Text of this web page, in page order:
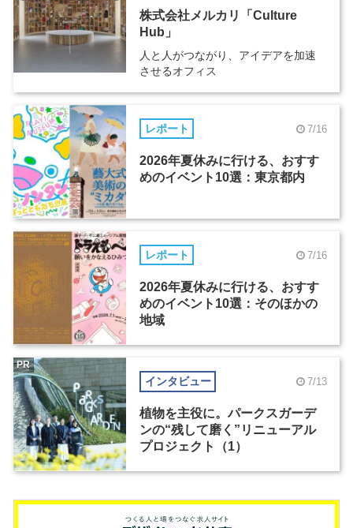
株式会社メルカリ「Culture
Hub」
人と人がつながり、アイデアを加速
させるオフィス
レポート 7/16
2026年夏休みに行ける、おすす
めのイベント10選：東京都内
レポート 7/16
2026年夏休みに行ける、おすす
めのイベント10選：そのほかの
地域
インタビュー 7/13
植物を主役に。パークスガーデ
ンの“残して磨く”リニューアル
プロジェクト（1）
PR